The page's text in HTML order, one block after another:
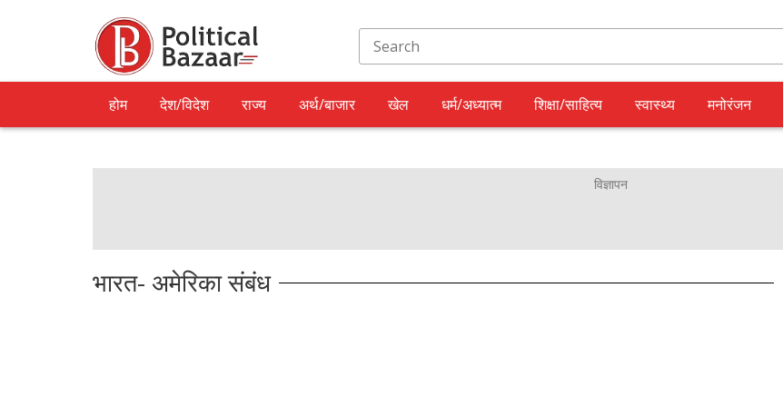
होम देश/विदेश राज्य अर्थ/बाजार खेल धर्म/अध्यात्म शिक्षा/साहित्य स्वास्थ्य मनोरंजन
भारत- अमेरिका संबंध